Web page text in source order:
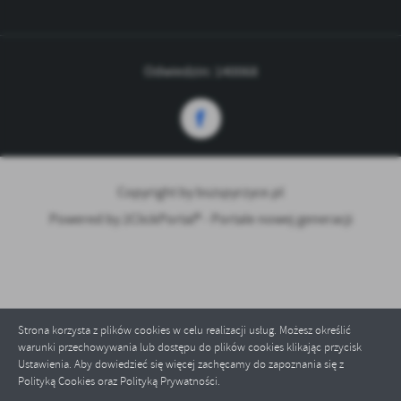
Strona korzysta z plików cookies w celu realizacji usług. Możesz określić
warunki przechowywania lub dostępu do plików cookies klikając przycisk
Ustawienia. Aby dowiedzieć się więcej zachęcamy do zapoznania się z
Polityką Cookies oraz Polityką Prywatności.
Odwiedzin: 140068
Copyright by bszspyrzyce.pl
Powered by
2ClickPortal® - Portale nowej generacji